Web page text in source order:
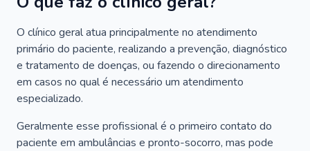
O clínico geral atua principalmente no atendimento
primário do paciente, realizando a prevenção, diagnóstico
e tratamento de doenças, ou fazendo o direcionamento
em casos no qual é necessário um atendimento
especializado.
Geralmente esse profissional é o primeiro contato do
paciente em ambulâncias e pronto-socorro, mas pode